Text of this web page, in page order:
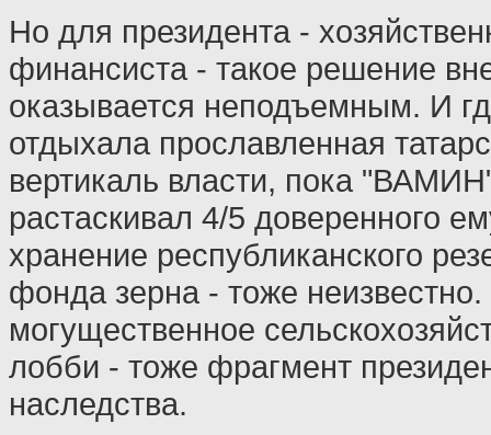
Но для президента -
финансиста - такое решение
оказывается неподъемным. И
отдыхала прославленная
вертикаль власти, пока
растаскивал 4/5 доверенного
хранение республиканского
фонда зерна - тоже
могущественное
лобби - тоже фрагмент
наследства.